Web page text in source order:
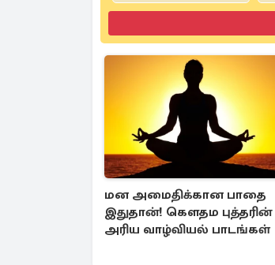
மன அமைதிக்கான பாதை
இதுதான்! கௌதம புத்தரின்
அரிய வாழ்வியல் பாடங்கள்